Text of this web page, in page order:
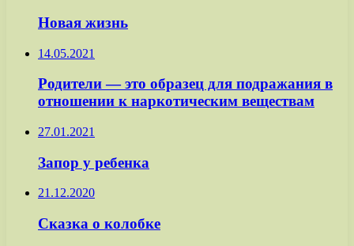
Новая жизнь
14.05.2021
Родители — это образец для подражания в
отношении к наркотическим веществам
27.01.2021
Запор у ребенка
21.12.2020
Сказка о колобке